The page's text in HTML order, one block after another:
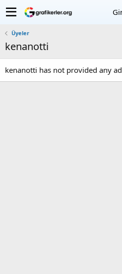
Üyeler
kenanotti
kenanotti has not provided any